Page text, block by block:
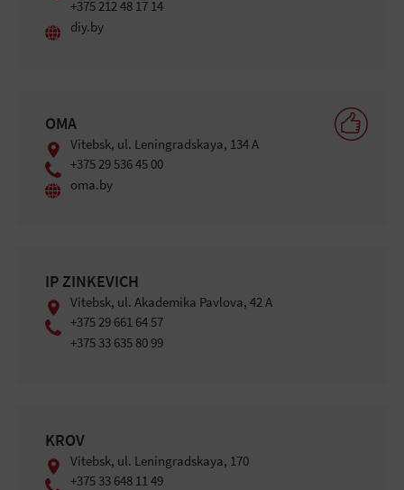
+375 212 48 17 14
diy.by
OMA
Vitebsk, ul. Leningradskaya, 134 A
+375 29 536 45 00
oma.by
IP ZINKEVICH
Vitebsk, ul. Akademika Pavlova, 42 A
+375 29 661 64 57
+375 33 635 80 99
KROV
Vitebsk, ul. Leningradskaya, 170
+375 33 648 11 49